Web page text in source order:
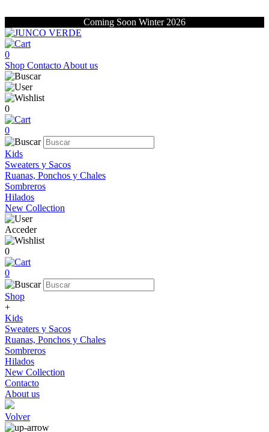
Coming Soon Winter 2026
0
Shop Contacto About us
0
0
Kids
Sweaters y Sacos
Ruanas, Ponchos y Chales
Sombreros
Hilados
New Collection
Acceder
0
0
Shop
+
Kids
Sweaters y Sacos
Ruanas, Ponchos y Chales
Sombreros
Hilados
New Collection
Contacto
About us
Volver